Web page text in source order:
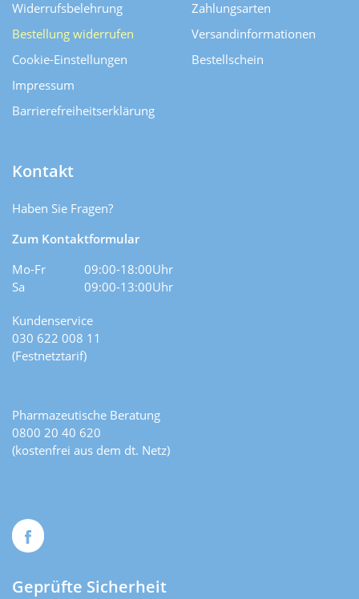
Widerrufsbelehrung
Bestellung widerrufen
Cookie-Einstellungen
Impressum
Barrierefreiheitserklärung
Zahlungsarten
Versand­informationen
Bestellschein
Kontakt
Haben Sie Fragen?
Zum Kontaktformular
Mo-Fr
09:00-18:00Uhr
Sa
09:00-13:00Uhr
Kundenservice
030 622 008 11
(Festnetztarif)
Pharmazeutische Beratung
0800 20 40 620
(kostenfrei aus dem dt. Netz)
Geprüfte Sicherheit